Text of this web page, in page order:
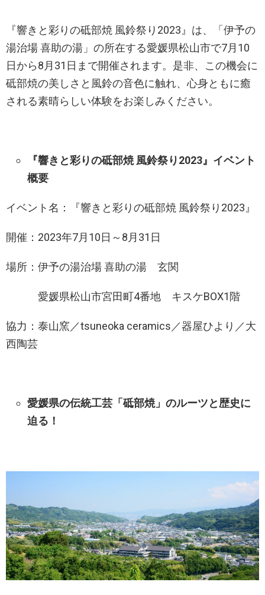
『響きと彩りの砥部焼 風鈴祭り2023』は、「伊予の
湯治場 喜助の湯」の所在する愛媛県松山市で7月10
日から8月31日まで開催されます。是非、この機会に
砥部焼の美しさと風鈴の音色に触れ、心身ともに癒
される素晴らしい体験をお楽しみください。
『響きと彩りの砥部焼 風鈴祭り2023』イベント
概要
イベント名：『響きと彩りの砥部焼 風鈴祭り2023』
開催：2023年7月10日～8月31日
場所：伊予の湯治場 喜助の湯 玄関
愛媛県松山市宮田町4番地 キスケBOX1階
協力：泰山窯／tsuneoka ceramics／器屋ひより／大
西陶芸
愛媛県の伝統工芸「砥部焼」のルーツと歴史に
迫る！